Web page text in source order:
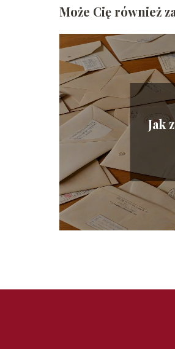
Może Cię również
Jak